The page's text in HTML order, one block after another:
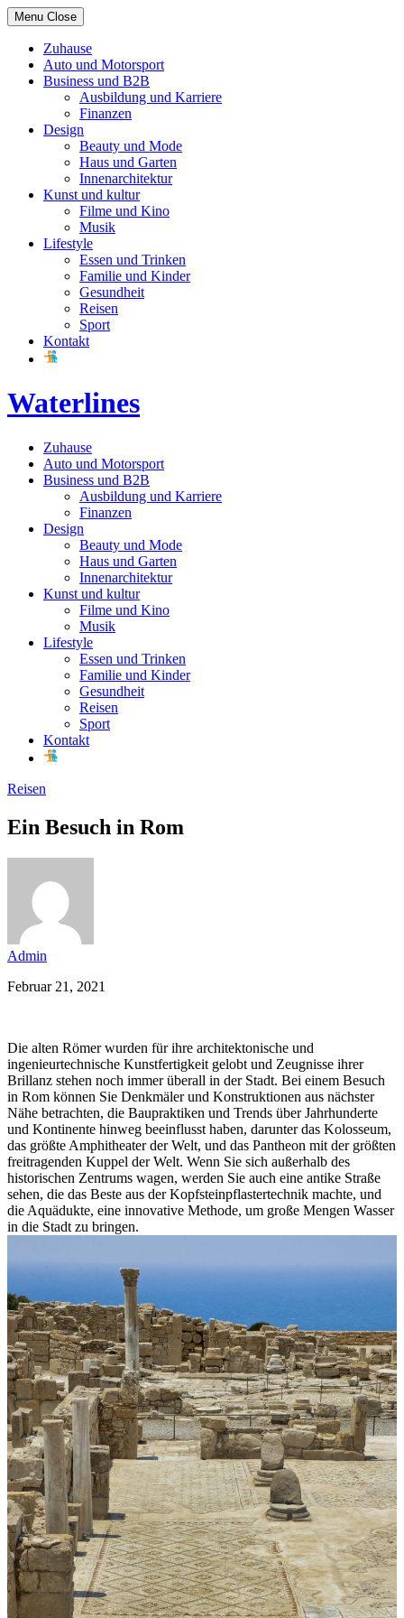
Skip
to
content
Menu Close
Zuhause
Auto und Motorsport
Business und B2B
Ausbildung und Karriere
Finanzen
Design
Beauty und Mode
Haus und Garten
Innenarchitektur
Kunst und kultur
Filme und Kino
Musik
Lifestyle
Essen und Trinken
Familie und Kinder
Gesundheit
Reisen
Sport
Kontakt
Waterlines
Zuhause
Auto und Motorsport
Business und B2B
Ausbildung und Karriere
Finanzen
Design
Beauty und Mode
Haus und Garten
Innenarchitektur
Kunst und kultur
Filme und Kino
Musik
Lifestyle
Essen und Trinken
Familie und Kinder
Gesundheit
Reisen
Sport
Kontakt
Reisen
Ein Besuch in Rom
Admin
Februar 21, 2021
Die alten Römer wurden für ihre architektonische und
ingenieurtechnische Kunstfertigkeit gelobt und Zeugnisse ihrer
Brillanz stehen noch immer überall in der Stadt. Bei einem Besuch
in Rom können Sie Denkmäler und Konstruktionen aus nächster
Nähe betrachten, die Baupraktiken und Trends über Jahrhunderte
und Kontinente hinweg beeinflusst haben, darunter das Kolosseum,
das größte Amphitheater der Welt, und das Pantheon mit der größten
freitragenden Kuppel der Welt. Wenn Sie sich außerhalb des
historischen Zentrums wagen, werden Sie auch eine antike Straße
sehen, die das Beste aus der Kopfsteinpflastertechnik machte, und
die Aquädukte, eine innovative Methode, um große Mengen Wasser
in die Stadt zu bringen.